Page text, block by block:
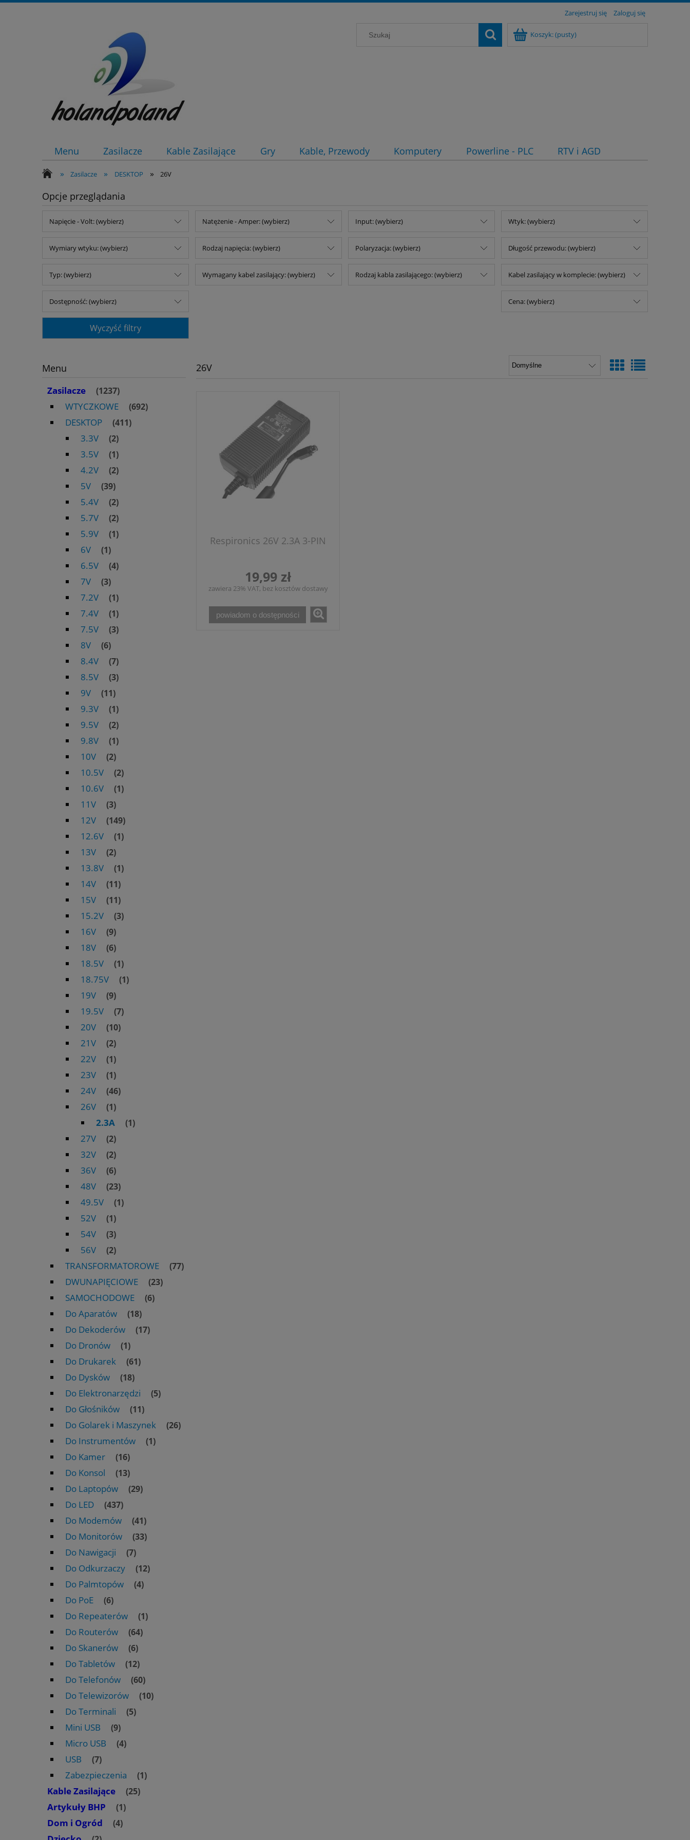
Zarejestruj się Zaloguj się
Koszyk:(pusty)
Menu Zasilacze Kable Zasilające Gry Kable, Przewody Komputery Powerline - PLC RTV i AGD
» Zasilacze » DESKTOP » 26V
Opcje przeglądania
Napięcie - Volt: (wybierz) Natężenie - Amper: (wybierz) Input: (wybierz) Wtyk: (wybierz)
Wymiary wtyku: (wybierz) Rodzaj napięcia: (wybierz) Polaryzacja: (wybierz) Długość przewodu: (wybierz)
Typ: (wybierz) Wymagany kabel zasilający: (wybierz) Rodzaj kabla zasilającego: (wybierz) Kabel zasilający w komplecie: (wybierz)
Dostępność: (wybierz) Cena: (wybierz)
Wyczyść filtry
Menu
Zasilacze
(1237)
WTYCZKOWE (692)
DESKTOP (411)
3.3V (2)
3.5V (1)
4.2V (2)
5V (39)
5.4V (2)
5.7V (2)
5.9V (1)
6V (1)
6.5V (4)
7V (3)
7.2V (1)
7.4V (1)
7.5V (3)
8V (6)
8.4V (7)
8.5V (3)
9V (11)
9.3V (1)
9.5V (2)
9.8V (1)
10V (2)
10.5V (2)
10.6V (1)
11V (3)
12V (149)
12.6V (1)
13V (2)
13.8V (1)
14V (11)
15V (11)
15.2V (3)
16V (9)
18V (6)
18.5V (1)
18.75V (1)
19V (9)
19.5V (7)
20V (10)
21V (2)
22V (1)
23V (1)
24V (46)
26V (1)
2.3A (1)
27V (2)
32V (2)
36V (6)
48V (23)
49.5V (1)
52V (1)
54V (3)
56V (2)
TRANSFORMATOROWE (77)
DWUNAPIĘCIOWE (23)
SAMOCHODOWE (6)
Do Aparatów (18)
Do Dekoderów (17)
Do Dronów (1)
Do Drukarek (61)
Do Dysków (18)
Do Elektronarzędzi (5)
Do Głośników (11)
Do Golarek i Maszynek (26)
Do Instrumentów (1)
Do Kamer (16)
Do Konsol (13)
Do Laptopów (29)
Do LED (437)
Do Modemów (41)
Do Monitorów (33)
Do Nawigacji (7)
Do Odkurzaczy (12)
Do Palmtopów (4)
Do PoE (6)
Do Repeaterów (1)
Do Routerów (64)
Do Skanerów (6)
Do Tabletów (12)
Do Telefonów (60)
Do Telewizorów (10)
Do Terminali (5)
Mini USB (9)
Micro USB (4)
USB (7)
Zabezpieczenia (1)
Kable Zasilające (25)
Artykuły BHP (1)
Dom i Ogród (4)
26V
Respironics 26V 2.3A 3-PIN
19,99 zł
zawiera 23% VAT, bez kosztów dostawy
powiadom o dostępności